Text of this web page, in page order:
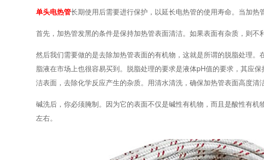
单头电热管长期使用后需要进行保护，以延长电热管的使用寿命。当加热
首先，加热管发黑的条件是保持加热管表面清洁。如果表面有杂质，则不
然后我们需要做的是去除加热管表面的有机物，这就是所谓的脱脂处理
脂液在市场上也很容易买到。脱脂处理的要求是液体pH值的要求，其应
洁表面，去除化学反应产生的杂质。用清水清洗，确保加热管表面高度清洁
碱洗后，你必须腌制。因为它的表面不仅是碱性有机物，而且是酸性有
左右。